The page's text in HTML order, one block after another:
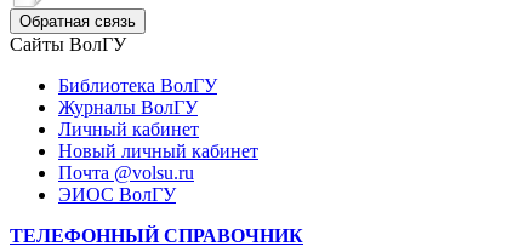
Обратная связь
Сайты ВолГУ
Библиотека ВолГУ
Журналы ВолГУ
Личный кабинет
Новый личный кабинет
Почта @volsu.ru
ЭИОС ВолГУ
ТЕЛЕФОННЫЙ СПРАВОЧНИК